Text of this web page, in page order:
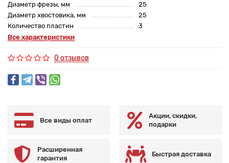
Диаметр фрезы, мм
25
Диаметр хвостовика, мм
25
Количество пластин
3
Все характеристики
0 отзывов
Все виды оплат
Акции, скидки,
подарки
Расширенная
гарантия
Быстрая доставка